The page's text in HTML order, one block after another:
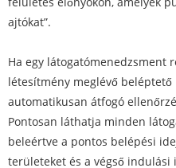
ajtókat”.
Ha egy látogatómenedzsment
létesítmény meglévő
automatikusan átfogó
Pontosan láthatja minden
beleértve a pontos belépési
területeket és a végső indulási